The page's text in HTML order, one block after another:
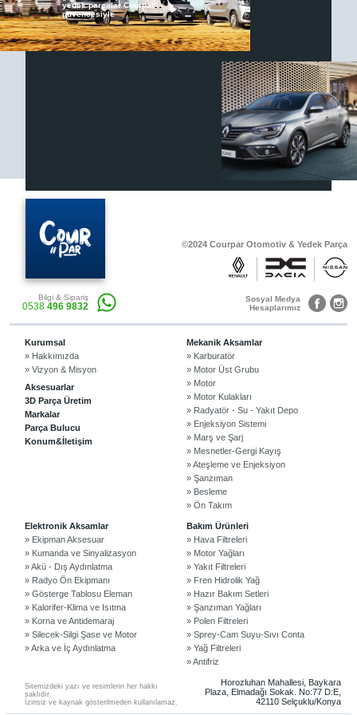
Otomobil, Suv, arazi ve ticari araçlar için
gerekli sarf malzemeler Courpar’da
3D baskı teknolojisiyle üretiyor,
müşterilerimize çözüm sunuyoruz.
©2024 Courpar Otomotiv & Yedek Parça
Renault & Dacia Araçlarınızda
Yedek Parça Çözümleri için
En Güvenilir Destek Noktası
yedek parçalar Courpar
güvencesiyle
©2024 Courpar Otomotiv & Yedek Parça
Bilgi & Sipariş
0538 496 9832
Sosyal Medya
Hesaplarımız
Sitemizdeki yazı ve resimlerin her hakkı
saklıdır.
İzinsiz ve kaynak gösterilmeden kullanılamaz.
Horozluhan Mahallesi, Baykara
Plaza, Elmadağı Sokak. No:77 D:E,
42110 Selçuklu/Konya
Kurumsal
» Hakkımızda
» Vizyon & Misyon
Aksesuarlar
3D Parça Üretim
Markalar
Parça Bulucu
Konum&İletişim
Mekanik Aksamlar
» Karburatör
» Motor Üst Grubu
» Motor
» Motor Kulakları
» Radyatör - Su - Yakıt Depo
» Enjeksiyon Sistemi
» Marş ve Şarj
» Mesnetler-Gergi Kayış
» Ateşleme ve Enjeksiyon
» Şanzıman
» Besleme
» Ön Takım
Elektronik Aksamlar
» Ekipman Aksesuar
» Kumanda ve Sinyalizasyon
» Akü - Dış Aydınlatma
» Radyo Ön Ekipmanı
» Gösterge Tablosu Eleman
» Kalorifer-Klima ve Isıtma
» Korna ve Antidemaraj
» Silecek-Silgi Şase ve Motor
» Arka ve İç Aydınlatma
Bakım Ürünleri
» Hava Filtreleri
» Motor Yağları
» Yakıt Filtreleri
» Fren Hidrolik Yağ
» Hazır Bakım Setleri
» Şanzıman Yağları
» Polen Filtreleri
» Sprey-Cam Suyu-Sıvı Conta
» Yağ Filtreleri
» Antifriz